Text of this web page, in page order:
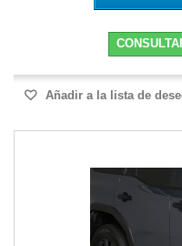
Añadir a la lista de